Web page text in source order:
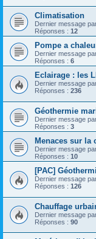
Climatisation
Dernier message
Réponses : 12
Pompe a
Dernier message
Réponses : 6
Eclairage : les
Dernier message
Réponses : 236
Géothermie
Dernier message
Réponses : 3
Menaces sur la
Dernier message
Réponses : 10
[PAC]
Dernier message
Réponses : 126
Chauffage
Dernier message
Réponses : 90